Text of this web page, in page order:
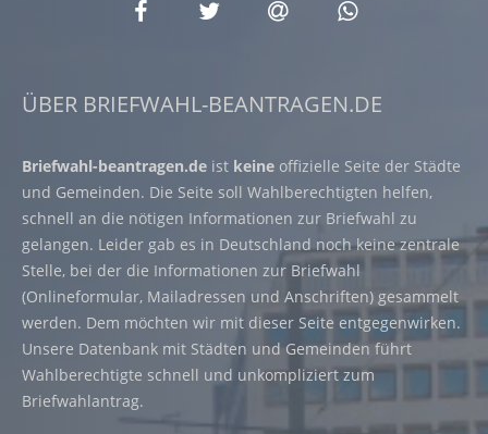
ÜBER BRIEFWAHL-BEANTRAGEN.DE
Briefwahl-beantragen.de ist keine offizielle Seite der Städte
und Gemeinden. Die Seite soll Wahlberechtigten helfen,
schnell an die nötigen Informationen zur Briefwahl zu
gelangen. Leider gab es in Deutschland noch keine zentrale
Stelle, bei der die Informationen zur Briefwahl
(Onlineformular, Mailadressen und Anschriften) gesammelt
werden. Dem möchten wir mit dieser Seite entgegenwirken.
Unsere Datenbank mit Städten und Gemeinden führt
Wahlberechtigte schnell und unkompliziert zum
Briefwahlantrag.